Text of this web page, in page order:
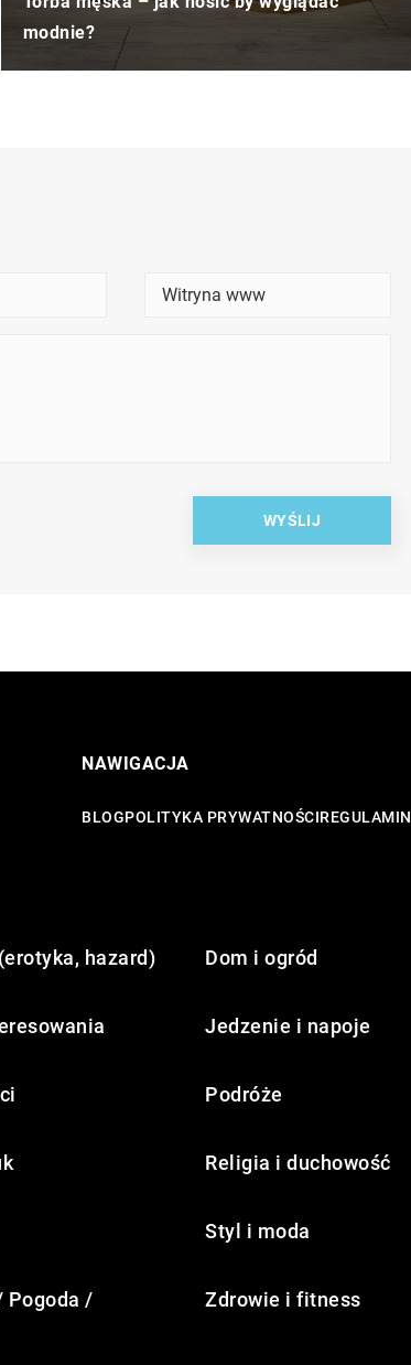
modnie?
NAWIGACJA
BLOGPOLITYKA PRYWATNOŚCIREGULAMIN
hazard) Dom i ogród
Jedzenie i napoje
Podróże
Religia i duchowość
Styl i moda
Pogoda /
Zdrowie i fitness